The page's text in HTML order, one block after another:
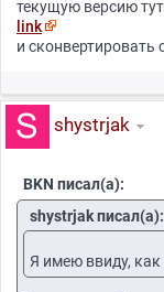
Раскрыть
Русификация
Раскрыть
Добавление
Какие бывают
Раскрыть
Как узнать какой
текущую версию тут
link
и сконвертировать
shystrjak
BKN писал(а):
shystrjak писал(а):
Я имею ввиду,